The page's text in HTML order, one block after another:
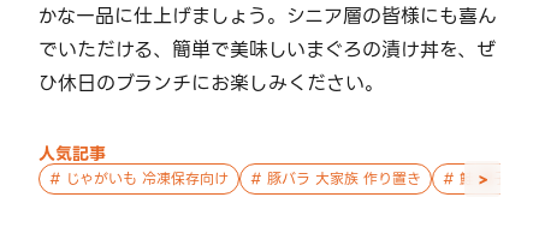
かな一品に仕上げましょう。シニア層の皆様にも喜ん
でいただける、簡単で美味しいまぐろの漬け丼を、ぜ
ひ休日のブランチにお楽しみください。
人気記事
# じゃがいも 冷凍保存向け # 豚バラ 大家族 作り置き # 鮭 親子 作
>